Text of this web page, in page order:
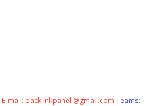
E-mail: backlinkpaneli@gmail.com Teams: